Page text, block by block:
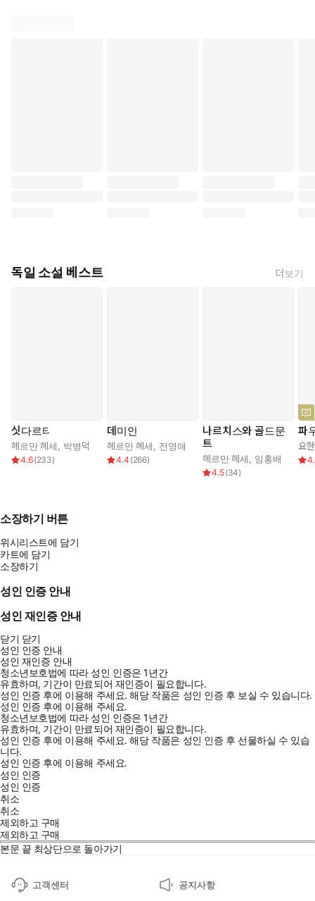
독일 소설 베스트 더보기
싯다르타
헤르만 헤세 박병덕
4.6(233)
데미안
헤르만 헤세 전영애
4.4 (266)
나르치스와 골드문
트
헤르만 헤세 임홍배
4.5(34)
파
요
소장하기 버튼
위시리스트에 담기
카트에 담기
소장하기
성인 인증 안내
성인 재인증 안내
닫기 닫기
성인 인증 안내
성인 재인증 안내
청소년보호법에 따라 성인 인증은 1년간
유효하며, 기간이 만료되어 재인증이 필요합니다.
성인 인증 후에 이용해 주세요.해당 작품은 성인 인증 후 보실 수 있습니다.
성인 인증 후에 이용해 주세요.
청소년보호법에 따라 성인 인증은 1년간
유효하며, 기간이 만료되어 재인증이 필요합니다.
성인 인증 후에 이용해 주세요.해당 작품은 성인 인증 후 선물하실 수 있습
니다.
성인 인증 후에 이용해 주세요.
성인 인증
성인 인증
취소
취소
제외하고 구매
제외하고 구매
본문 끝 최상단으로 돌아가기
고객센터 공지사항